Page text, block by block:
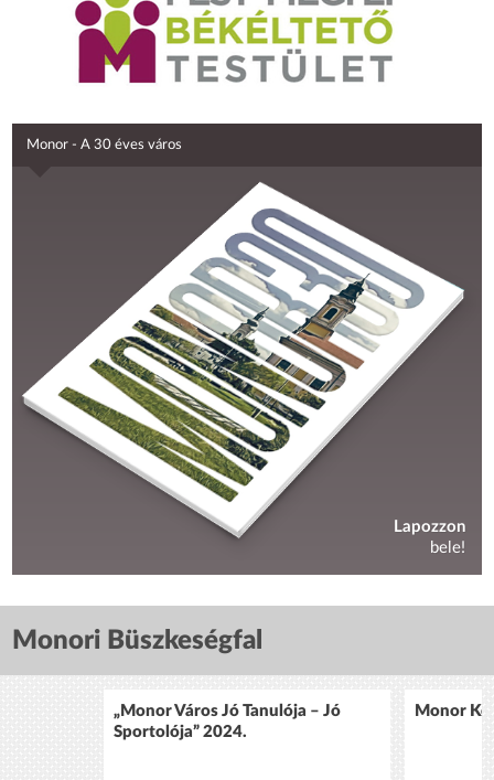
Monor - A 30 éves város
Lapozzon
bele!
Monori Büszkeségfal
„Monor Város Jó Tanulója – Jó
Sportolója” 2024.
Monor